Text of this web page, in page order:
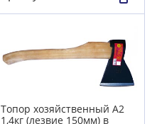
Топор хозяйственный А2
1,4кг (лезвие 150мм) в